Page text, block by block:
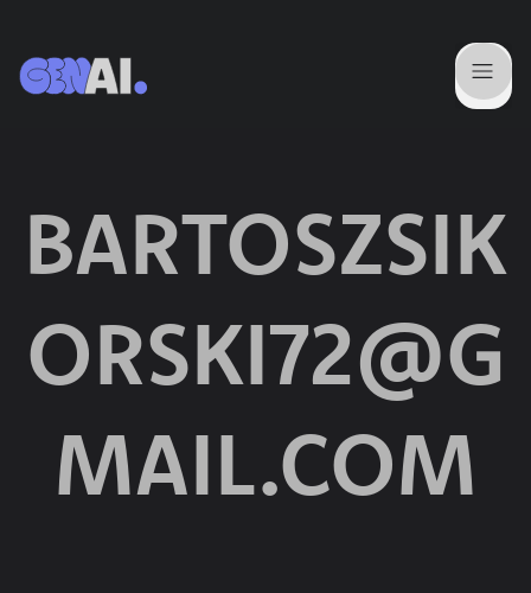
BARTOSZSIK
ORSKI72@G
MAIL.COM